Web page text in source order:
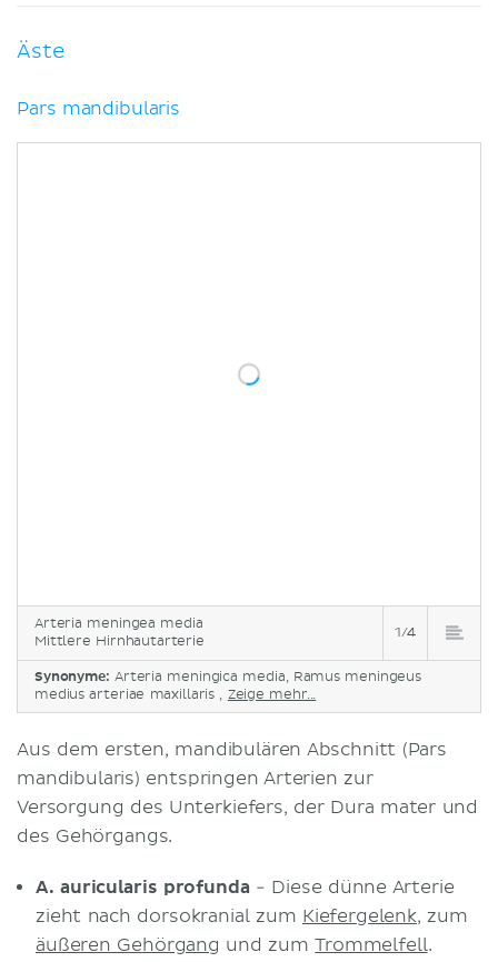
Äste
Pars mandibularis
Arteria meningea media
Mittlere Hirnhautarterie
1/4
Synonyme: Arteria meningica media, Ramus meningeus
medius arteriae maxillaris , Zeige mehr...
Aus dem ersten, mandibulären Abschnitt (Pars
mandibularis) entspringen Arterien zur
Versorgung des Unterkiefers, der Dura mater und
des Gehörgangs.
A. auricularis profunda - Diese dünne Arterie
zieht nach dorsokranial zum Kiefergelenk, zum
äußeren Gehörgang und zumTrommelfell.